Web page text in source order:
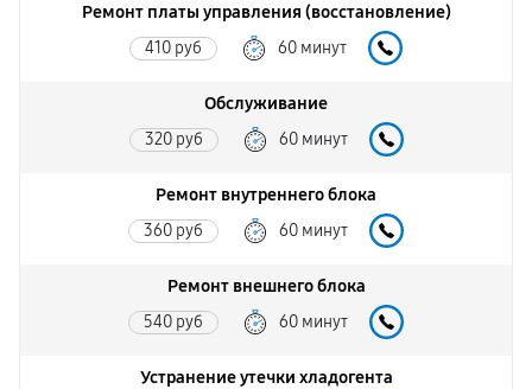
Ремонт платы управления (восстановление)
410 руб 60 минут
Обслуживание
320 руб 60 минут
Ремонт внутреннего блока
360 руб 60 минут
Ремонт внешнего блока
540 руб 60 минут
Устранение утечки хладогента